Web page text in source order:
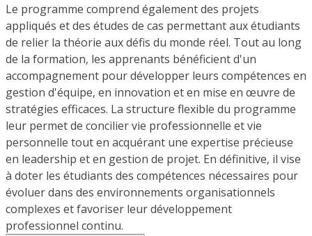
Le programme comprend également des projets
appliqués et des études de cas permettant aux étudiants
de relier la théorie aux défis du monde réel. Tout au long
de la formation, les apprenants bénéficient d'un
accompagnement pour développer leurs compétences en
gestion d'équipe, en innovation et en mise en œuvre de
stratégies efficaces. La structure flexible du programme
leur permet de concilier vie professionnelle et vie
personnelle tout en acquérant une expertise précieuse
en leadership et en gestion de projet. En définitive, il vise
à doter les étudiants des compétences nécessaires pour
évoluer dans des environnements organisationnels
complexes et favoriser leur développement
professionnel continu.